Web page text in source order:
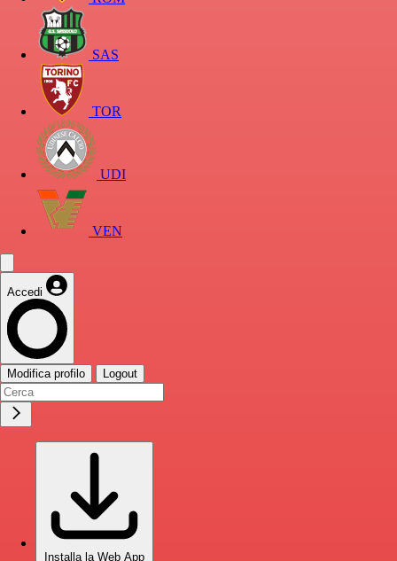
SAS
TOR
UDI
VEN
Accedi
Modifica profilo Logout
Installa la Web App